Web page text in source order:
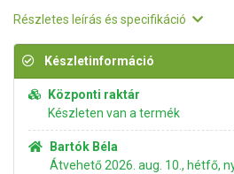
Részletes leírás és specifikáció
Készletinformáció
Központi raktár
Készleten van a termék
Bartók Béla
Átvehető 2026. aug. 10., hétfő,